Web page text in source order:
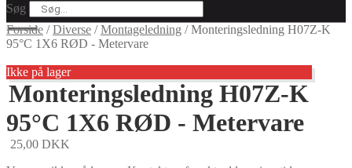
Søg
Forside /Diverse /Montageledning /Monteringsledning H07Z-K
95°C 1X6 RØD - Metervare
Ikke på lager
Monteringsledning H07Z-K
95°C 1X6 RØD - Metervare
25,00 DKK